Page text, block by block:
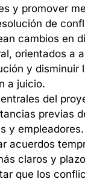
y promover
de
cambios en
orientados a
y disminuir
a juicio.
del
previas
y
acuerdos
claros y
que los